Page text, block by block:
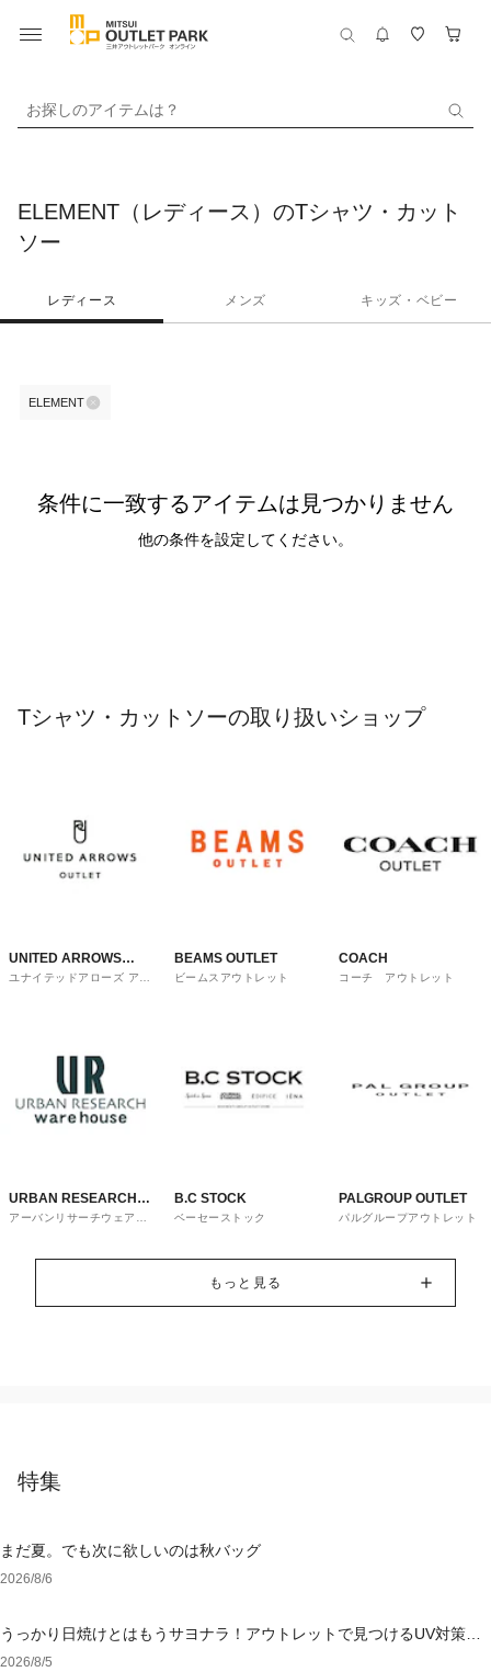
お探しのアイテムは？
ELEMENT（レディース）のTシャツ・カット
ソー
レディース メンズ キッズ・ベビー
ELEMENT
条件に一致するアイテムは見つかりません
他の条件を設定してください。
Tシャツ・カットソーの取り扱いショップ
UNITED ARROWS
OUTLET
ユナイテッドアローズ アウ
BEAMS OUTLET
ビームスアウトレット
COACH
コーチ アウトレット
URBAN RESEARCH
ware house
アーバンリサーチウェアハ
B.C STOCK
ベーセーストック
PALGROUP OUTLET
パルグループアウトレット
もっと見る
特集
まだ夏。でも次に欲しいのは秋バッグ
2026/8/6
うっかり日焼けとはもうサヨナラ！アウトレットで見つけるUV対策ウ
ェア
2026/8/5